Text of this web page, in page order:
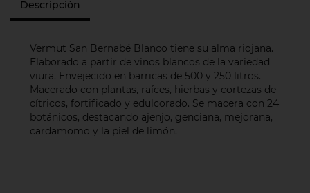
Descripción
Vermut San Bernabé Blanco tiene su alma riojana.
Elaborado a partir de vinos blancos de la variedad
viura. Envejecido en barricas de 500 y 250 litros.
Macerado con plantas, raíces, hierbas y cortezas de
cítricos, fortificado y edulcorado. Se macera con 24
botánicos, destacando ajenjo, genciana, mejorana,
cardamomo y la piel de limón.